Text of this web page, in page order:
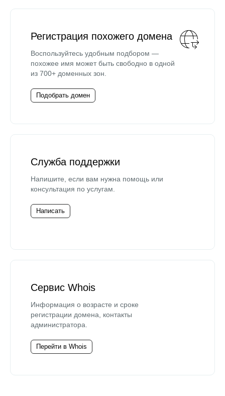
Регистрация похожего домена
Воспользуйтесь удобным подбором —
похожее имя может быть свободно в одной
из 700+ доменных зон.
Подобрать домен
Служба поддержки
Напишите, если вам нужна помощь или
консультация по услугам.
Написать
Сервис Whois
Информация о возрасте и сроке
регистрации домена, контакты
администратора.
Перейти в Whois